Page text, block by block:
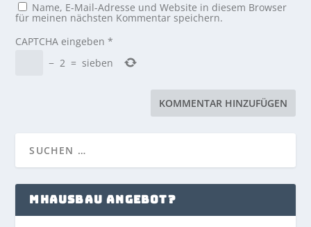
Name, E-Mail-Adresse und Website in diesem Browser
für meinen nächsten Kommentar speichern.
CAPTCHA eingeben *
− 2 = sieben
MHAUSBAU ANGEBOT?